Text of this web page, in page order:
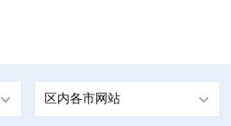
区内各市网站